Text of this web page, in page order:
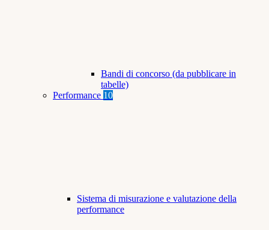
Bandi di concorso (da pubblicare in
tabelle)
Performance 10
Sistema di misurazione e valutazione della
performance